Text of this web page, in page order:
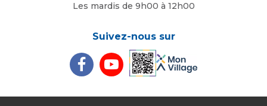
Les mardis de 9h00 à 12h00
Suivez-nous sur